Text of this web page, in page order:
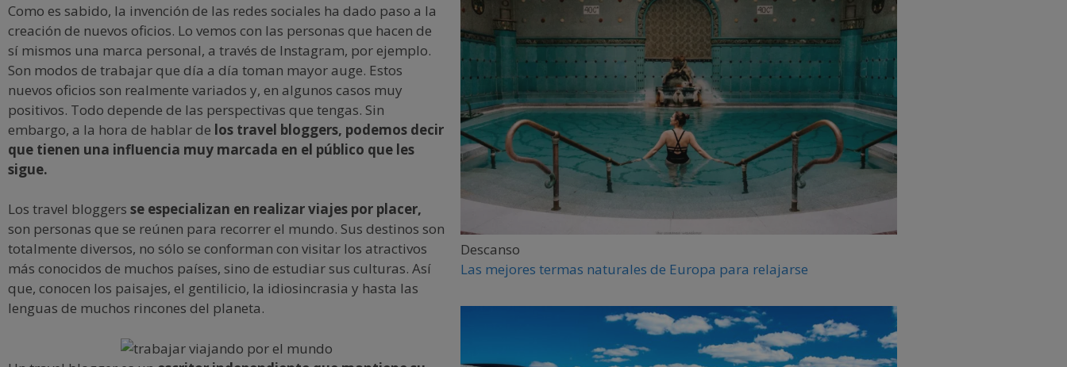
Como es sabido, la invención de las redes sociales ha dado paso a la
creación de nuevos oficios. Lo vemos con las personas que hacen de
sí mismos una marca personal, a través de Instagram, por ejemplo.
Son modos de trabajar que día a día toman mayor auge. Estos
nuevos oficios son realmente variados y, en algunos casos muy
positivos. Todo depende de las perspectivas que tengas. Sin
embargo, a la hora de hablar de los travel bloggers, podemos decir
que tienen una influencia muy marcada en el público que les
sigue.
Los travel bloggers se especializan en realizar viajes por placer,
son personas que se reúnen para recorrer el mundo. Sus destinos son
totalmente diversos, no sólo se conforman con visitar los atractivos
más conocidos de muchos países, sino de estudiar sus culturas. Así
que, conocen los paisajes, el gentilicio, la idiosincrasia y hasta las
lenguas de muchos rincones del planeta.
Descanso
Las mejores termas naturales de Europa para relajarse